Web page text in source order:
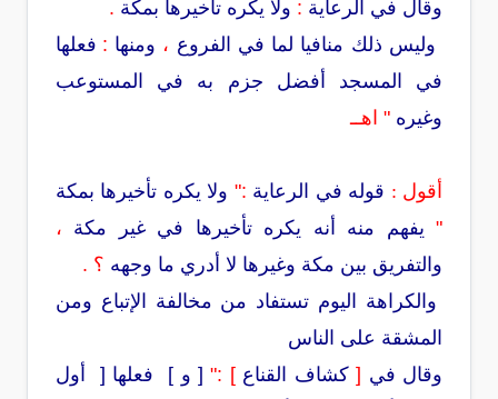
وقال في الرعاية : ولا يكره تأخيرها بمكة .
وليس ذلك منافيا لما في الفروع ، ومنها : فعلها
في المسجد أفضل جزم به في المستوعب
وغيره " اهــ
أقول : قوله في الرعاية :" ولا يكره تأخيرها بمكة
" يفهم منه أنه يكره تأخيرها في غير مكة ،
والتفريق بين مكة وغيرها لا أدري ما وجهه ؟ .
والكراهة اليوم تستفاد من مخالفة الإتباع ومن
المشقة على الناس
وقال في [كشاف القناع] :"[ و ] فعلها [ أول